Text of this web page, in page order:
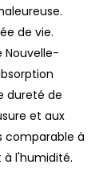
de vie.
Nouvelle-
dureté de
et aux
comparable à
à l'humidité.